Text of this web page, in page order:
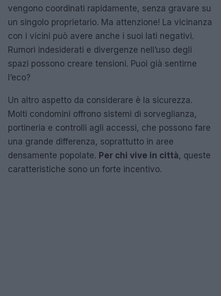
vengono coordinati rapidamente, senza gravare su
un singolo proprietario. Ma attenzione! La vicinanza
con i vicini può avere anche i suoi lati negativi.
Rumori indesiderati e divergenze nell’uso degli
spazi possono creare tensioni. Puoi già sentirne
l’eco?
Un altro aspetto da considerare è la sicurezza.
Molti condomini offrono sistemi di sorveglianza,
portineria e controlli agli accessi, che possono fare
una grande differenza, soprattutto in aree
densamente popolate. Per chi vive in città, queste
caratteristiche sono un forte incentivo.